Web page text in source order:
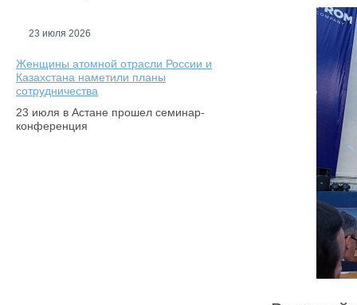
23 июля 2026
Женщины атомной отрасли России и
Казахстана наметили планы
сотрудничества
23 июля в Астане прошел семинар-
конференция